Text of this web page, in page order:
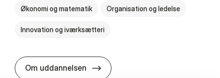
Økonomi og matematik Organisation og ledelse
Innovation og iværksætteri
Om uddannelsen HA i pro­jekt­le­del­se